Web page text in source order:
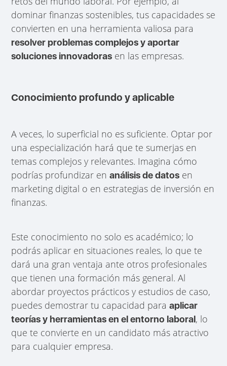
dominar finanzas sostenibles, tus capacidades se
convierten en una herramienta valiosa para
resolver problemas complejos y aportar
soluciones innovadoras en las empresas.
Conocimiento profundo y aplicable
A veces, lo superficial no es suficiente. Optar por
una especialización hará que te sumerjas en
temas complejos y relevantes. Imagina cómo
podrías profundizar enanálisis de datos en
marketing digital o en estrategias de inversión en
finanzas.
Este conocimiento no solo es académico; lo
podrás aplicar en situaciones reales, lo que te
dará una gran ventaja ante otros profesionales
que tienen una formación más general. Al
abordar proyectos prácticos y estudios de caso,
puedes demostrar tu capacidad paraaplicar
teorías y herramientas en el entorno laboral, lo
que te convierte en un candidato más atractivo
para cualquier empresa.